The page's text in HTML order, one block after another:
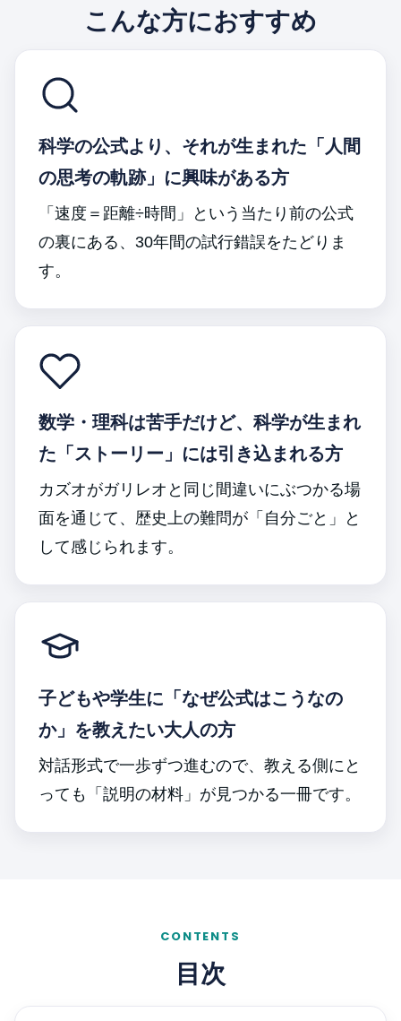
こんな方におすすめ
科学の公式より、それが生まれた「人間
の思考の軌跡」に興味がある方
「速度＝距離÷時間」という当たり前の公式
の裏にある、30年間の試行錯誤をたどりま
す。
数学・理科は苦手だけど、科学が生まれ
た「ストーリー」には引き込まれる方
カズオがガリレオと同じ間違いにぶつかる場
面を通じて、歴史上の難問が「自分ごと」と
して感じられます。
子どもや学生に「なぜ公式はこうなの
か」を教えたい大人の方
対話形式で一歩ずつ進むので、教える側にと
っても「説明の材料」が見つかる一冊です。
CONTENTS
目次